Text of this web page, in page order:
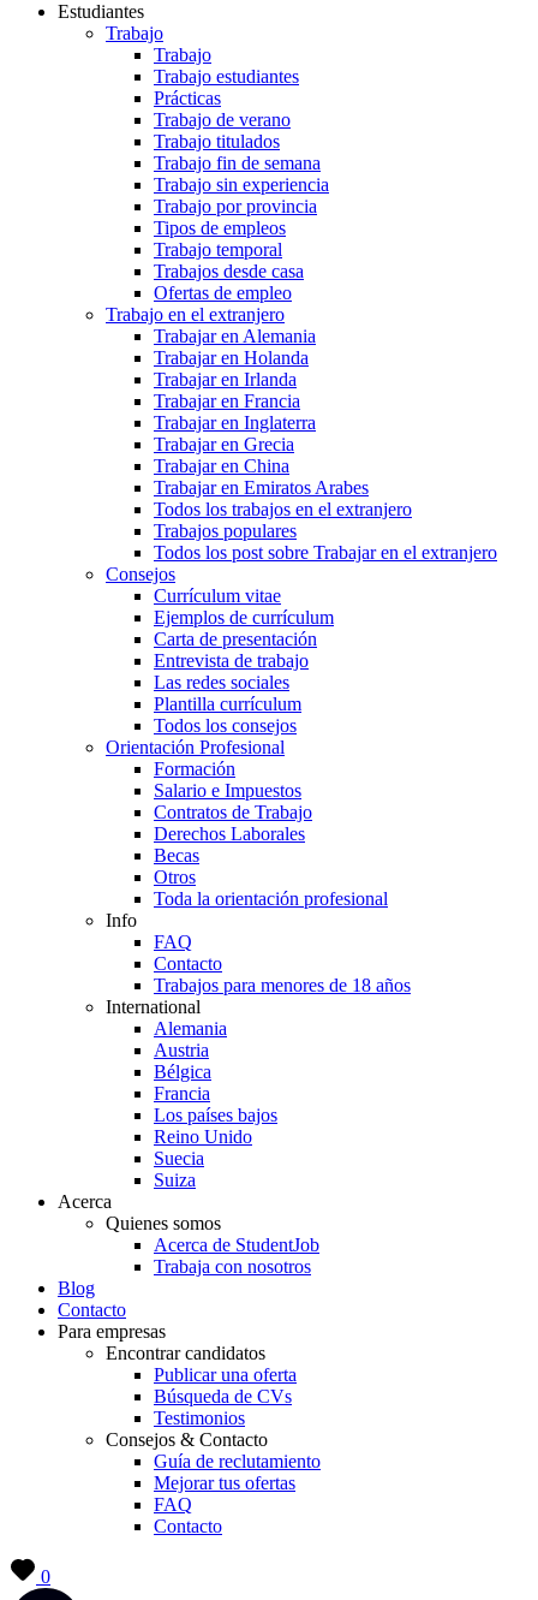
Estudiantes
Trabajo
Trabajo
Trabajo estudiantes
Prácticas
Trabajo de verano
Trabajo titulados
Trabajo fin de semana
Trabajo sin experiencia
Trabajo por provincia
Tipos de empleos
Trabajo temporal
Trabajos desde casa
Ofertas de empleo
Trabajo en el extranjero
Trabajar en Alemania
Trabajar en Holanda
Trabajar en Irlanda
Trabajar en Francia
Trabajar en Inglaterra
Trabajar en Grecia
Trabajar en China
Trabajar en Emiratos Arabes
Todos los trabajos en el extranjero
Trabajos populares
Todos los post sobre Trabajar en el extranjero
Consejos
Currículum vitae
Ejemplos de currículum
Carta de presentación
Entrevista de trabajo
Las redes sociales
Plantilla currículum
Todos los consejos
Orientación Profesional
Formación
Salario e Impuestos
Contratos de Trabajo
Derechos Laborales
Becas
Otros
Toda la orientación profesional
Info
FAQ
Contacto
Trabajos para menores de 18 años
International
Alemania
Austria
Bélgica
Francia
Los países bajos
Reino Unido
Suecia
Suiza
Acerca
Quienes somos
Acerca de StudentJob
Trabaja con nosotros
Blog
Contacto
Para empresas
Encontrar candidatos
Publicar una oferta
Búsqueda de CVs
Testimonios
Consejos & Contacto
Guía de reclutamiento
Mejorar tus ofertas
FAQ
Contacto
0